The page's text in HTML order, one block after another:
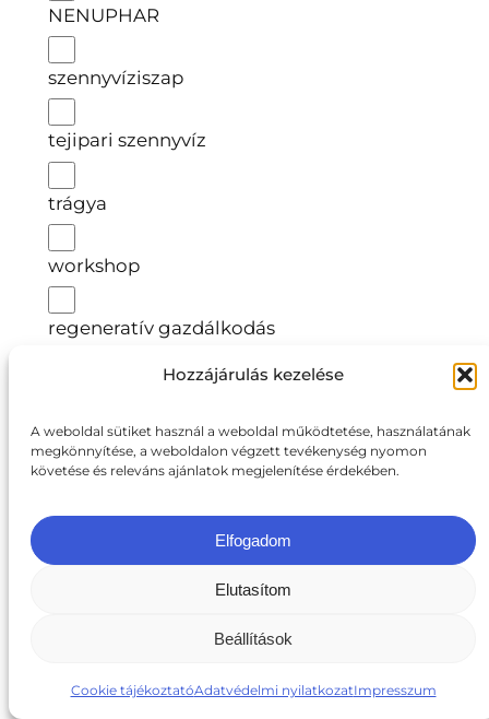
Hozzájárulás kezelése
A weboldal sütiket használ a weboldal működtetése, használatának
megkönnyítése, a weboldalon végzett tevékenység nyomon
követése és releváns ajánlatok megjelenítése érdekében.
Elfogadom
Elutasítom
Beállítások
Cookie tájékoztatóAdatvédelmi nyilatkozatImpresszum
NENUPHAR
szennyvíziszap
tejipari szennyvíz
trágya
workshop
regeneratív gazdálkodás
fenntartható talaművelés
talajmegújítás
peszticidek